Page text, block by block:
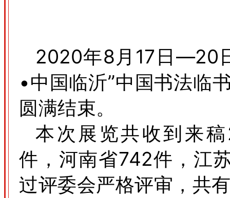
2020年8月17日—20
•中国临沂”中国书法临
圆满结束。
本次展览共收到来
件，河南省742件，江
过评委会严格评审，共